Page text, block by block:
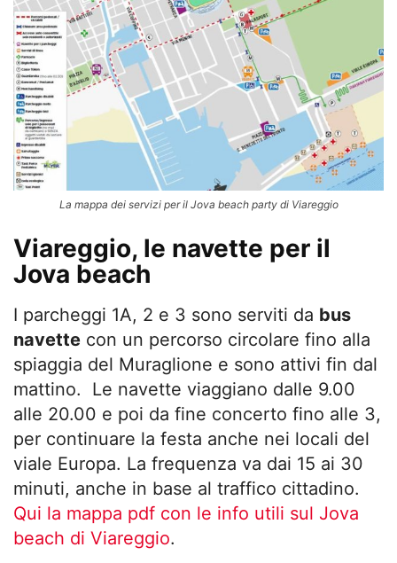
La mappa dei servizi per il Jova beach party di Viareggio
Viareggio, le navette per il
Jova beach
I parcheggi 1A, 2 e 3 sono serviti da bus
navette con un percorso circolare fino alla
spiaggia del Muraglione e sono attivi fin dal
mattino. Le navette viaggiano dalle 9.00
alle 20.00 e poi da fine concerto fino alle 3,
per continuare la festa anche nei locali del
viale Europa. La frequenza va dai 15 ai 30
minuti, anche in base al traffico cittadino.
Qui la mappa pdf con le info utili sul Jova
beach di Viareggio.